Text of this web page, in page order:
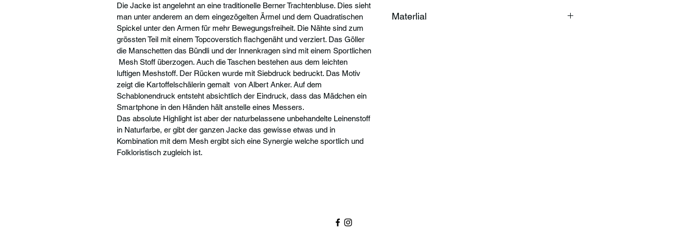
Die Jacke ist angelehnt an eine traditionelle Berner Trachtenbluse. Dies sieht
man unter anderem an dem eingezögelten Ärmel und dem Quadratischen
Spickel unter den Armen für mehr Bewegungsfreiheit. Die Nähte sind zum
grössten Teil mit einem Topcoverstich flachgenäht und verziert. Das Göller
die Manschetten das Bündli und der Innenkragen sind mit einem Sportlichen
Mesh Stoff überzogen. Auch die Taschen bestehen aus dem leichten
luftigen Meshstoff. Der Rücken wurde mit Siebdruck bedruckt. Das Motiv
zeigt die Kartoffelschälerin gemalt  von Albert Anker. Auf dem
Schablonendruck entsteht absichtlich der Eindruck, dass das Mädchen ein
Smartphone in den Händen hält anstelle eines Messers.
Das absolute Highlight ist aber der naturbelassene unbehandelte Leinenstoff
in Naturfarbe, er gibt der ganzen Jacke das gewisse etwas und in
Kombination mit dem Mesh ergibt sich eine Synergie welche sportlich und
Folkloristisch zugleich ist.
Materlial